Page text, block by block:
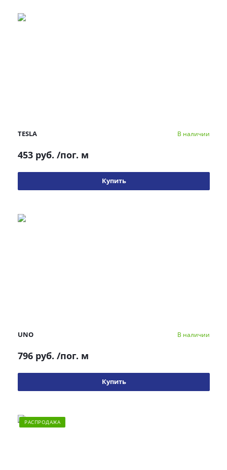
TESLA В наличии
453 руб. /пог. м
Купить
UNO В наличии
796 руб. /пог. м
Купить
РАСПРОДАЖА